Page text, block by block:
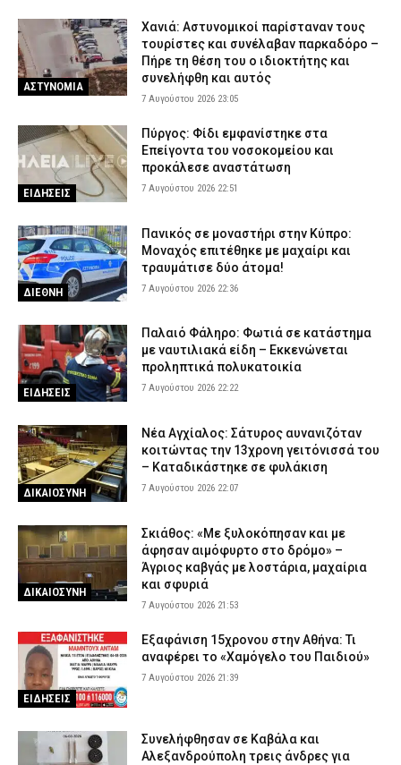
ΑΣΤΥΝΟΜΙΑ
Χανιά: Αστυνομικοί παρίσταναν τους
τουρίστες και συνέλαβαν παρκαδόρο –
Πήρε τη θέση του ο ιδιοκτήτης και
συνελήφθη και αυτός
7 Αυγούστου 2026 23:05
ΕΙΔΗΣΕΙΣ
Πύργος: Φίδι εμφανίστηκε στα
Επείγοντα του νοσοκομείου και
προκάλεσε αναστάτωση
7 Αυγούστου 2026 22:51
ΔΙΕΘΝΗ
Πανικός σε μοναστήρι στην Κύπρο:
Μοναχός επιτέθηκε με μαχαίρι και
τραυμάτισε δύο άτομα!
7 Αυγούστου 2026 22:36
ΕΙΔΗΣΕΙΣ
Παλαιό Φάληρο: Φωτιά σε κατάστημα
με ναυτιλιακά είδη – Εκκενώνεται
προληπτικά πολυκατοικία
7 Αυγούστου 2026 22:22
ΔΙΚΑΙΟΣΥΝΗ
Νέα Αγχίαλος: Σάτυρος αυνανιζόταν
κοιτώντας την 13χρονη γειτόνισσά του
– Καταδικάστηκε σε φυλάκιση
7 Αυγούστου 2026 22:07
ΔΙΚΑΙΟΣΥΝΗ
Σκιάθος: «Με ξυλοκόπησαν και με
άφησαν αιμόφυρτο στο δρόμο» –
Άγριος καβγάς με λοστάρια, μαχαίρια
και σφυριά
7 Αυγούστου 2026 21:53
ΕΙΔΗΣΕΙΣ
Εξαφάνιση 15χρονου στην Αθήνα: Τι
αναφέρει το «Χαμόγελο του Παιδιού»
7 Αυγούστου 2026 21:39
Συνελήφθησαν σε Καβάλα και
Αλεξανδρούπολη τρεις άνδρες για